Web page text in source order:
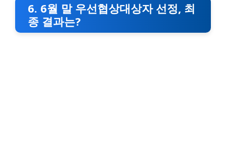
6. 6월 말 우선협상대상자 선정, 최
종 결과는?